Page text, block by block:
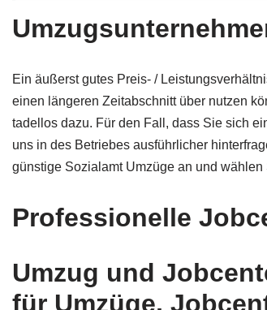
Ein äußerst gutes Preis- /
einen längeren Zeitabschnitt über nutzen
tadellos dazu. Für den Fall, dass Sie sich
uns in des Betriebes ausführlicher
günstige Sozialamt Umzüge an und
Professionelle
Umzug und
für Umzüge,